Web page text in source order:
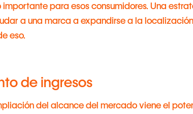
importante para esos consumidores. Una
a una marca a expandirse a la
eso.
de ingresos
del alcance del mercado viene el